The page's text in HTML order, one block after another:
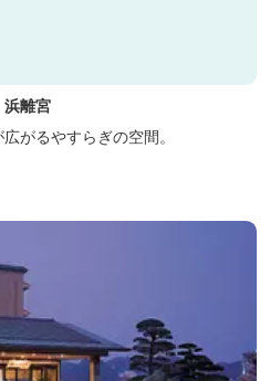
離宮
がるやすらぎの空間。